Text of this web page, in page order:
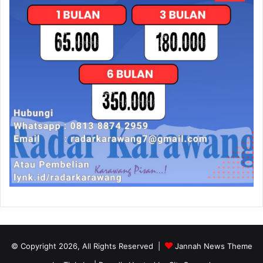
© Copyright 2026, All Rights Reserved |
Jannah News Theme